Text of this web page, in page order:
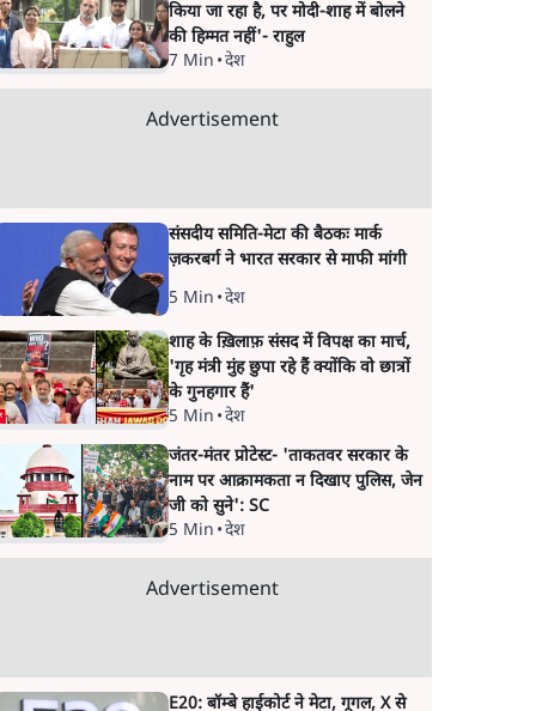
किया जा रहा है, पर मोदी-शाह में बोलने
की हिम्मत नहीं'- राहुल
7 Min •देश
Advertisement
संसदीय समिति-मेटा की बैठकः मार्क
ज़करबर्ग ने भारत सरकार से माफी मांगी
5 Min •देश
शाह के ख़िलाफ़ संसद में विपक्ष का मार्च,
'गृह मंत्री मुंह छुपा रहे हैं क्योंकि वो छात्रों
के गुनहगार हैं'
5 Min •देश
जंतर-मंतर प्रोटेस्ट- 'ताकतवर सरकार के
नाम पर आक्रामकता न दिखाए पुलिस, जेन
जी को सुने': SC
5 Min •देश
Advertisement
E20: बॉम्बे हाईकोर्ट ने मेटा, गूगल, X से